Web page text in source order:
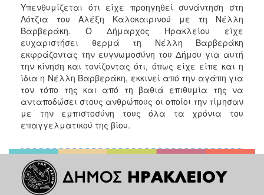
Υπενθυμίζεται ότι είχε προηγηθεί συνάντηση στη
Λότζια του Αλέξη Καλοκαιρινού με τη Νέλλη
Βαρβεράκη. Ο Δήμαρχος Ηρακλείου είχε
ευχαριστήσει θερμά τη Νέλλη Βαρβεράκη
εκφράζοντας την ευγνωμοσύνη του Δήμου για αυτή
την κίνηση και τονίζοντας ότι, όπως είχε είπε και η
ίδια η Νέλλη Βαρβεράκη, εκκινεί από την αγάπη για
τον τόπο της και από τη βαθιά επιθυμία της να
ανταποδώσει στους ανθρώπους οι οποίοι την τίμησαν
με την εμπιστοσύνη τους όλα τα χρόνια του
επαγγελματικού της βίου.